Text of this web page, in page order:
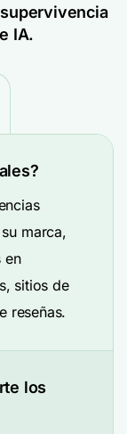
IA.
marca,
en
sitios de
reseñas.
los